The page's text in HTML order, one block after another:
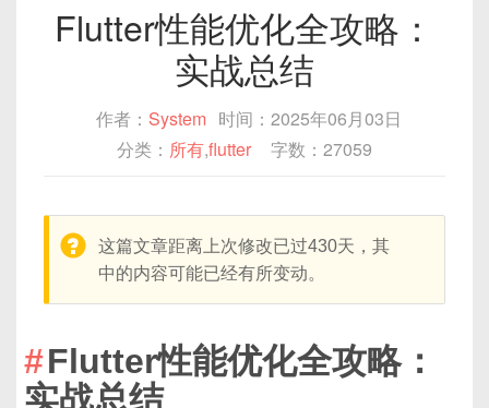
Flutter性能优化全攻略：
实战总结
作者： System 时间：2025年06月03日
分类： 所有,flutter 字数：27059
warning:
这篇文章距离上次修改已过430天，其
中的内容可能已经有所变动。
Flutter性能优化全攻略：
实战总结